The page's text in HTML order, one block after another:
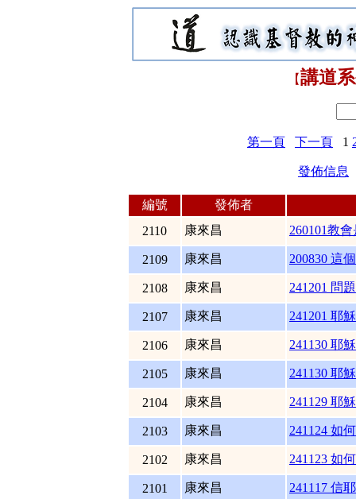
【講道
第一頁 下一頁 1
發佈信息
編號
發佈者
2110
康來昌 260101教
2109 康來昌 200830 這
2108 康來昌 241201 問
2107 康來昌 241201 耶
2106 康來昌 241130 耶
2105 康來昌 241130 耶
2104 康來昌 241129 耶
2103 康來昌 241124 如
2102 康來昌 241123 如
2101 康來昌 241117 信